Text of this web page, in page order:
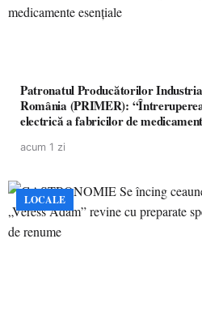
Patronatul Producătorilor
România (PRIMER):
electrică a fabricilor de
acum 1 zi
LOCALE